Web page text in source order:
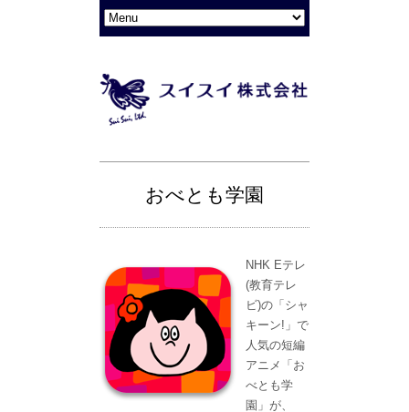
おべとも学園
NHK Eテレ
(教育テレ
ビ)の「シャ
キーン!」で
人気の短編
アニメ「お
べとも学
園」が、